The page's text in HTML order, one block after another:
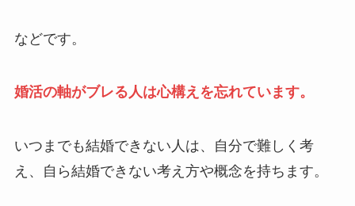
などです。
婚活の軸がブレる人は心構えを忘れています。
いつまでも結婚できない人は、自分で難しく考
え、自ら結婚できない考え方や概念を持ちます。